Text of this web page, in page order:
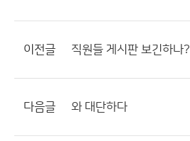
이전글 직원들 게시판 보긴하나?
다음글 와 대단하다